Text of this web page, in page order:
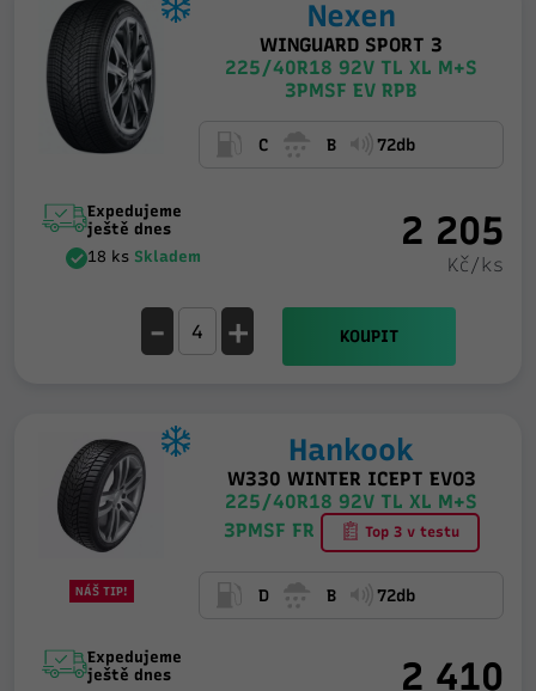
Nexen
WINGUARD SPORT 3
225/40R18 92V TL XL M+S
3PMSF EV RPB
C B 72db
Expedujeme
ještě dnes
18 ks Skladem
2 205
Kč/ks
- + KOUPIT
NÁŠ TIP!
Hankook
W330 WINTER ICEPT EVO3
225/40R18 92V TL XL M+S
3PMSF FR
Top 3 v testu
D B 72db
Expedujeme
ještě dnes
2 410